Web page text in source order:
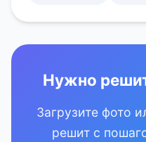
Нужно
Загрузите фото
решит с